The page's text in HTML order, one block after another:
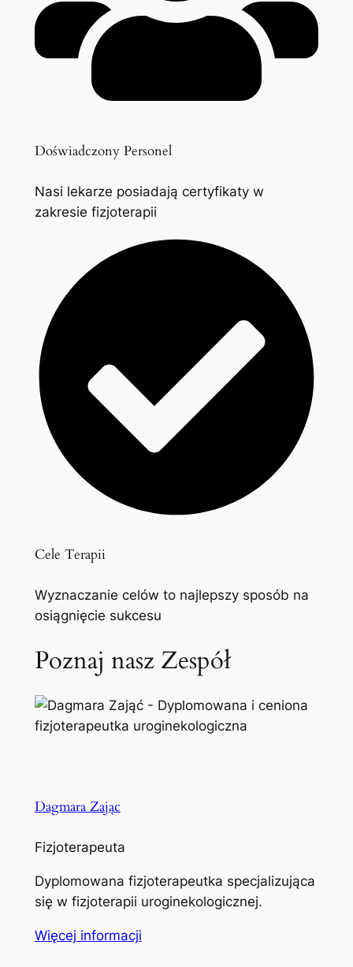
Doświadczony Personel
Nasi lekarze posiadają certyfikaty w
zakresie fizjoterapii
Cele Terapii
Wyznaczanie celów to najlepszy sposób na
osiągnięcie sukcesu
Poznaj nasz Zespół
Dagmara Zając
Fizjoterapeuta
Dyplomowana fizjoterapeutka specjalizująca
się w fizjoterapii uroginekologicznej.
Więcej informacji